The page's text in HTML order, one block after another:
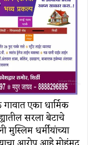
एका धार्मिक
सरला बेटाचे
मुस्लिम धर्मीयांच्या